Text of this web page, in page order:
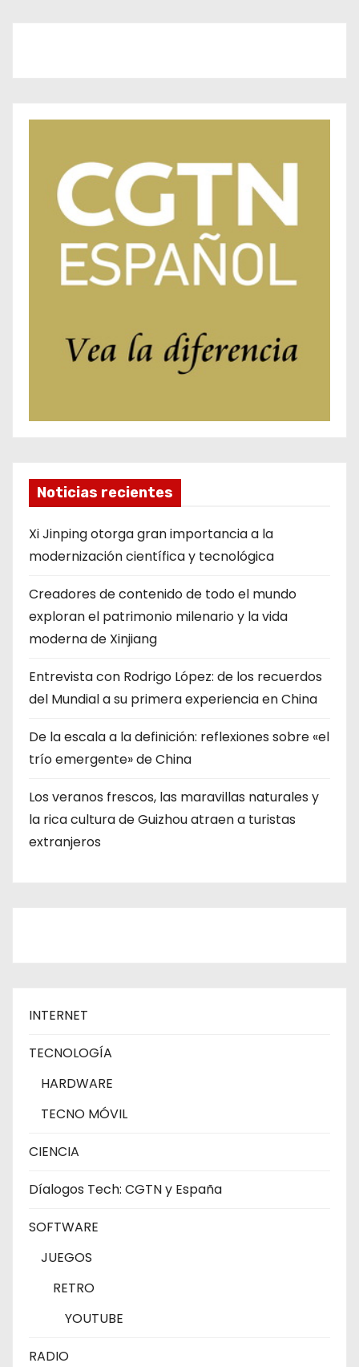
Noticias recientes
Xi Jinping otorga gran importancia a la
modernización científica y tecnológica
Creadores de contenido de todo el mundo
exploran el patrimonio milenario y la vida
moderna de Xinjiang
Entrevista con Rodrigo López: de los recuerdos
del Mundial a su primera experiencia en China
De la escala a la definición: reflexiones sobre «el
trío emergente» de China
Los veranos frescos, las maravillas naturales y
la rica cultura de Guizhou atraen a turistas
extranjeros
INTERNET
TECNOLOGÍA
HARDWARE
TECNO MÓVIL
CIENCIA
Díalogos Tech: CGTN y España
SOFTWARE
JUEGOS
RETRO
YOUTUBE
RADIO